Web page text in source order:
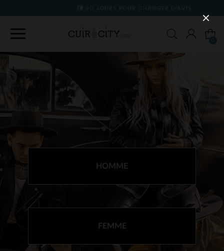
90 JOURS POUR CHANGER D'AVIS
VOTRE RAYON
HOMME
FEMME